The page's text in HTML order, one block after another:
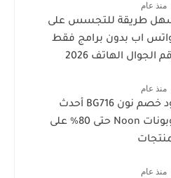
منذ عام
طريقة للتجسس على
اب بدون برامج فقط
الجوال الهاتف 2026
منذ عام
كود خصم نون BG716 أحدث
كوبونات Noon حتى 80% على
منذ عام